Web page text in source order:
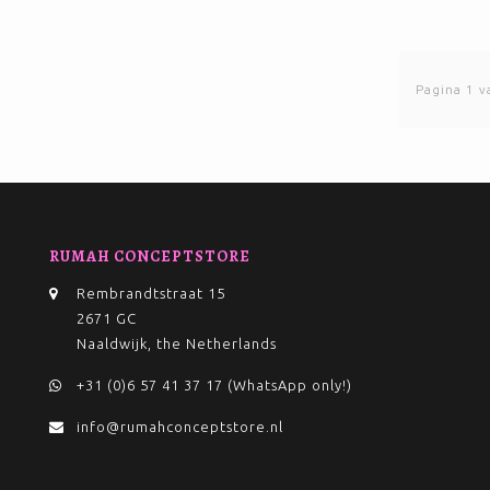
Pagina 1
RUMAH CONCEPTSTORE
Rembrandtstraat 15
2671 GC
Naaldwijk, the Netherlands
+31 (0)6 57 41 37 17 (WhatsApp only!)
info@rumahconceptstore.nl